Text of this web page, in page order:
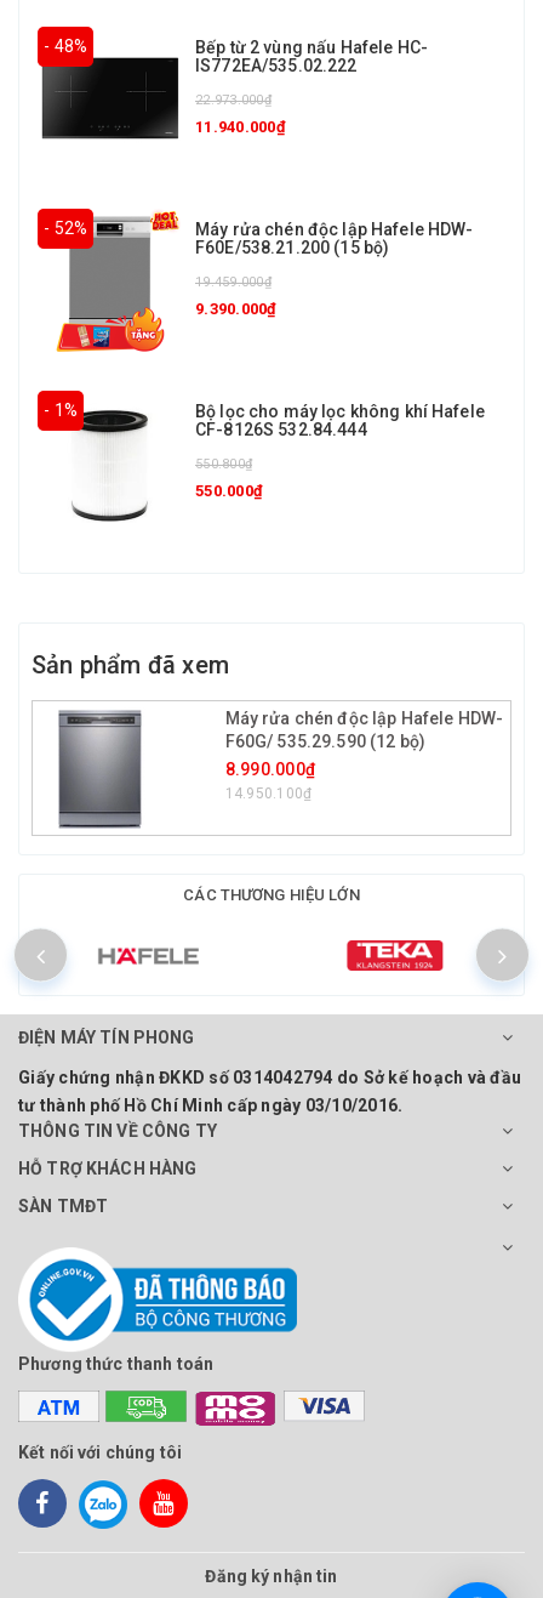
- 48%
Bếp từ 2 vùng nấu Hafele HC-
IS772EA/535.02.222
22.973.000₫
11.940.000₫
- 52%
Máy rửa chén độc lập Hafele HDW-
F60E/538.21.200 (15 bộ)
19.459.000₫
9.390.000₫
- 1%
Bộ lọc cho máy lọc không khí Hafele
CF-8126S 532.84.444
550.800₫
550.000₫
Sản phẩm đã xem
Máy rửa chén độc lập Hafele HDW-
F60G/ 535.29.590 (12 bộ)
8.990.000₫
14.950.100₫
CÁC THƯƠNG HIỆU LỚN
ĐIỆN MÁY TÍN PHONG
Giấy chứng nhận ĐKKD số 0314042794 do Sở kế hoạch và đầu
tư thành phố Hồ Chí Minh cấp ngày 03/10/2016.
THÔNG TIN VỀ CÔNG TY
HỖ TRỢ KHÁCH HÀNG
SÀN TMĐT
Phương thức thanh toán
Kết nối với chúng tôi
Đăng ký nhận tin